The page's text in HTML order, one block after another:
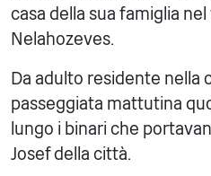
casa della sua famiglia
Nelahozeves.
Da adulto residente nella
passeggiata mattutina
lungo i binari che
Josef della città.